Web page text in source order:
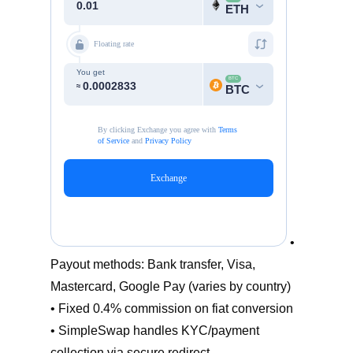
•
Payout methods: Bank transfer, Visa,
Mastercard, Google Pay (varies by country)
• Fixed 0.4% commission on fiat conversion
• SimpleSwap handles KYC/payment